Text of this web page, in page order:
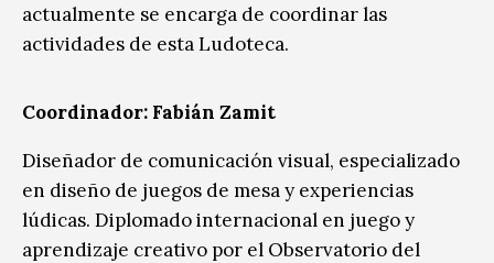
actualmente se encarga de coordinar las
actividades de esta Ludoteca.
Coordinador: Fabián Zamit
Diseñador de comunicación visual, especializado
en diseño de juegos de mesa y experiencias
lúdicas. Diplomado internacional en juego y
aprendizaje creativo por el Observatorio del